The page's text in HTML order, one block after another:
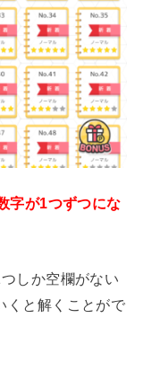
字が1つずつにな
しか空欄がない
くと解くことがで